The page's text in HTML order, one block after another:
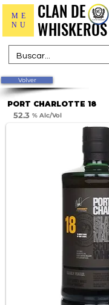
CLAN DE
WHISKEROS
CLAN DE
WHISKEROS
ME
NU
Volver
PORT CHARLOTTE 18
52.3 % Alc/Vol